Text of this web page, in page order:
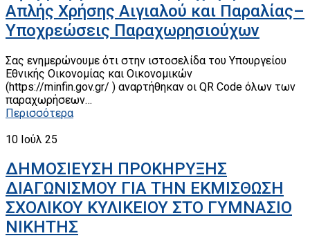
Απλής Χρήσης Αιγιαλού και Παραλίας–
Υποχρεώσεις Παραχωρησιούχων
Σας ενημερώνουμε ότι στην ιστοσελίδα του Υπουργείου
Εθνικής Οικονομίας και Οικονομικών
(https://minfin.gov.gr/ ) αναρτήθηκαν οι QR Code όλων των
παραχωρήσεων…
Περισσότερα
10 Ιούλ 25
ΔΗΜΟΣΙΕΥΣΗ ΠΡΟΚΗΡΥΞΗΣ
ΔΙΑΓΩΝΙΣΜΟΥ ΓΙΑ ΤΗΝ ΕΚΜΙΣΘΩΣΗ
ΣΧΟΛΙΚΟΥ ΚΥΛΙΚΕΙΟΥ ΣΤΟ ΓΥΜΝΑΣΙΟ
ΝΙΚΗΤΗΣ